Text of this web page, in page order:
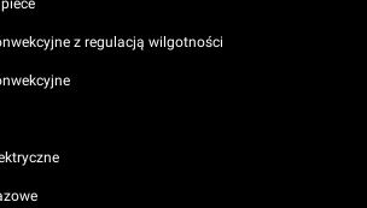
z regulacją wilgotności